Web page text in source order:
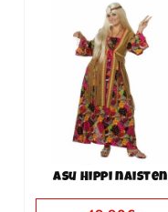
Asu Hippi naisten
tuotteella
useampi
muunnelma.
tehdä
valinnat